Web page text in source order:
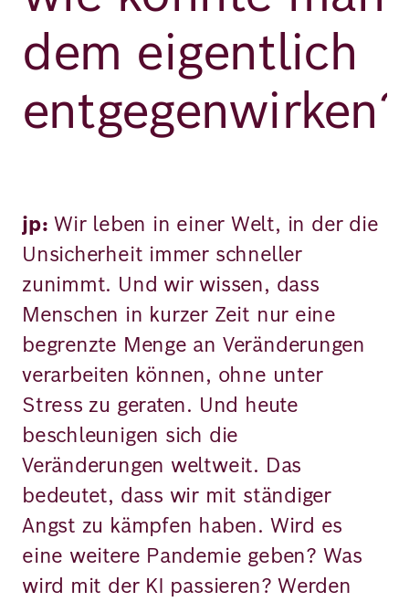
dem eigentlich
entgegenwirken?
jp:Wir leben in einer Welt, in der die
Unsicherheit immer schneller
zunimmt. Und wir wissen, dass
Menschen in kurzer Zeit nur eine
begrenzte Menge an Veränderungen
verarbeiten können, ohne unter
Stress zu geraten. Und heute
beschleunigen sich die
Veränderungen weltweit. Das
bedeutet, dass wir mit ständiger
Angst zu kämpfen haben. Wird es
eine weitere Pandemie geben? Was
wird mit der KI passieren? Werden